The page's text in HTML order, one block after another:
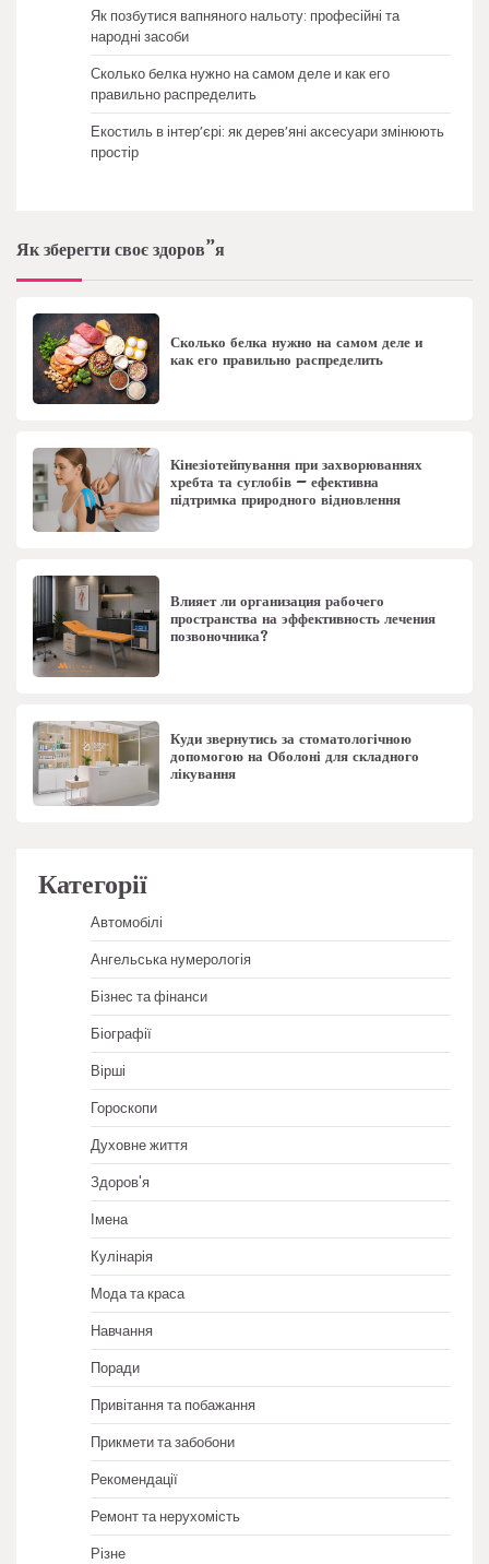
Як позбутися вапняного нальоту: професійні та
народні засоби
Сколько белка нужно на самом деле и как его
правильно распределить
Екостиль в інтер’єрі: як дерев’яні аксесуари змінюють
простір
Як зберегти своє здоров”я
Сколько белка нужно на самом деле и
как его правильно распределить
Кінезіотейпування при захворюваннях
хребта та суглобів – ефективна
підтримка природного відновлення
Влияет ли организация рабочего
пространства на эффективность лечения
позвоночника?
Куди звернутись за стоматологічною
допомогою на Оболоні для складного
лікування
Категорії
Автомобілі
Ангельська нумерологія
Бізнес та фінанси
Біографії
Вірші
Гороскопи
Духовне життя
Здоров'я
Імена
Кулінарія
Мода та краса
Навчання
Поради
Привітання та побажання
Прикмети та забобони
Рекомендації
Ремонт та нерухомість
Різне